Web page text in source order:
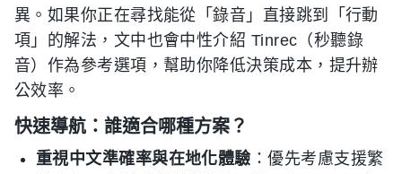
異。如果你正在尋找能從「錄音」直接跳到「行動
項」的解法，文中也會中性介紹 Tinrec（秒聽錄
音）作為參考選項，幫助你降低決策成本，提升辦
公效率。
快速導航：誰適合哪種方案？
重視中文準確率與在地化體驗 ：優先考慮支援繁